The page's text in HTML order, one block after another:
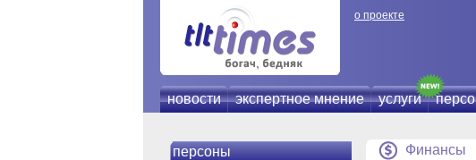
о проекте
новости экспертное мнение услуги
персоны Финансы